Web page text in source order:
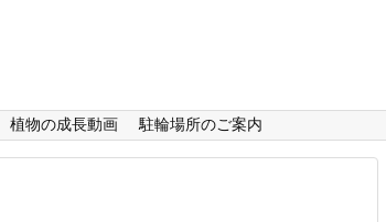
植物の成長動画 駐輪場所のご案内